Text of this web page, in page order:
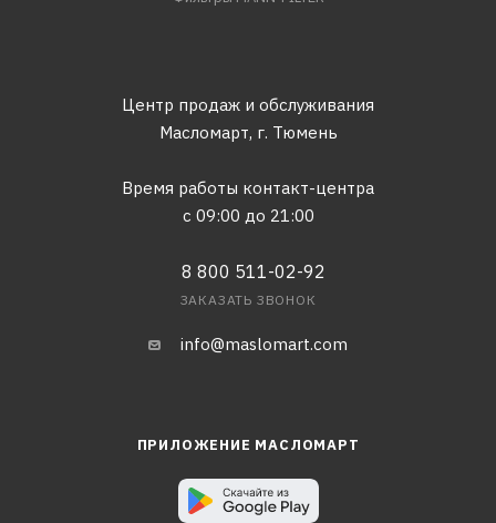
Центр продаж и обслуживания
Масломарт, г. Тюмень
Время работы контакт-центра
с 09:00 до 21:00
8 800 511-02-92
ЗАКАЗАТЬ ЗВОНОК
info@maslomart.com
ПРИЛОЖЕНИЕ МАСЛОМАРТ